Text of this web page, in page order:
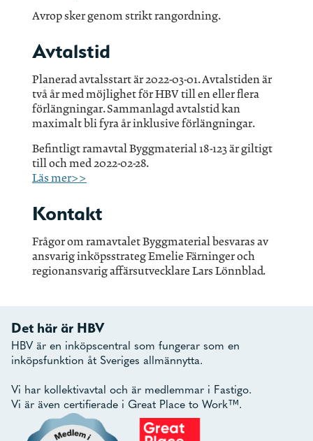
Avrop sker genom strikt rangordning.
Avtalstid
Planerad avtalsstart är 2022-03-01. Avtalstiden är
två år med möjlighet för HBV till en eller flera
förlängningar. Sammanlagd avtalstid kan
maximalt bli fyra år inklusive förlängningar.
Befintligt ramavtal Byggmaterial 18-123 är giltigt
till och med 2022-02-28.
Läs mer>>
Kontakt
Frågor om ramavtalet Byggmaterial besvaras av
ansvarig inköpsstrateg Emelie Färninger och
regionansvarig affärsutvecklare Lars Lönnblad.
Det här är HBV
HBV är en inköpscentral som fungerar som en
inköpsfunktion åt Sveriges allmännytta.
Vi har kollektivavtal och är medlemmar i Fastigo.
Vi är även certifierade i Great Place to Work™.